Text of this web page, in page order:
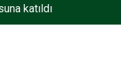
katıldı